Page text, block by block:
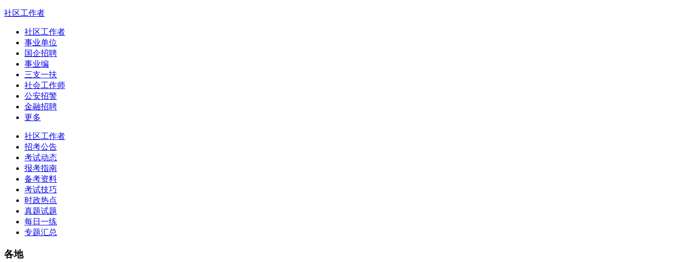
社区工作者
社区工作者
事业单位
国企招聘
事业编
三支一扶
社会工作师
公安招警
金融招聘
更多
社区工作者
招考公告
考试动态
报考指南
备考资料
考试技巧
时政热点
真题试题
每日一练
专题汇总
各地